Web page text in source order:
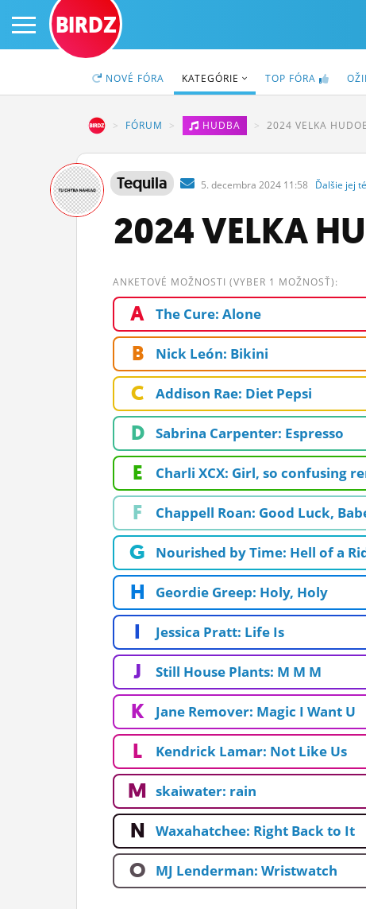
PRIHLÁS SA
ČINŽIAK
FÓRUM
STATUSY
OBRÁZKY
ĽUDIA
MÔJ PROFIL
NASTAVENIA
BIRDZ
NOVÉ FÓRA KATEGÓRIE TOP FÓRA
FÓRUM HUDBA 2024 VELKA
Tequila 5. decembra 2024 11:58 Ďalšie jej
2024 VELKA
ANKETOVÉ MOŽNOSTI (VYBER 1 MOŽNOSŤ):
A The Cure: Alone
B Nick León: Bikini
C Addison Rae: Diet Pepsi
D Sabrina Carpenter: Espresso
E Charli XCX: Girl, so confusing
F Chappell Roan: Good Luck,
G Nourished by Time: Hell of a
H Geordie Greep: Holy, Holy
I Jessica Pratt: Life Is
J Still House Plants: M M M
K Jane Remover: Magic I Want U
L Kendrick Lamar: Not Like Us
M skaiwater: rain
N Waxahatchee: Right Back to It
O MJ Lenderman: Wristwatch